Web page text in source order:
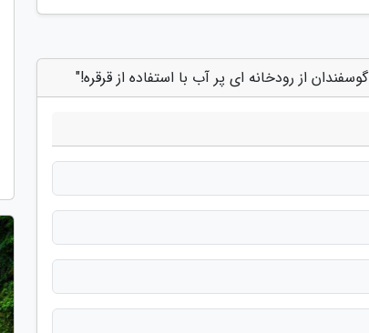
از رودخانه ای پر آب با استفاده از قرقره!"